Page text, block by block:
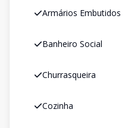
Armários Embutidos
Banheiro Social
Churrasqueira
Cozinha